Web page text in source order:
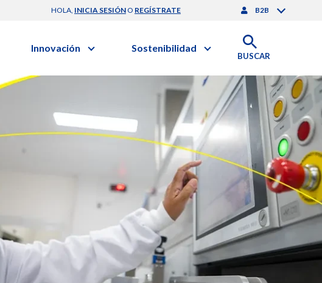
HOLA, INICIA SESIÓNO REGÍSTRATE B2B
Innovación
Nuevos Negocios
Investigación y Desarrollo
Profesionales de Salud | EurON Pro
Sostenibilidad
Responsabilidad Compartida
BUSCAR